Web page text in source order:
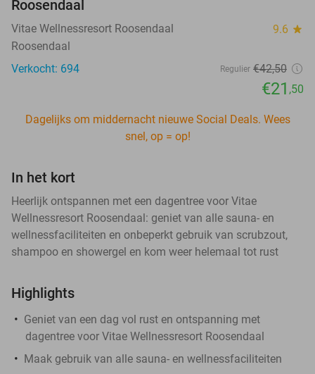
Roosendaal
Vitae Wellnessresort Roosendaal 9.6 star
Roosendaal
Verkocht: 694
Regulier €42,50
€21 ,50
Dagelijks om middernacht nieuwe Social Deals. Wees
snel, op = op!
In het kort
Heerlijk ontspannen met een dagentree voor Vitae
Wellnessresort Roosendaal: geniet van alle sauna- en
wellnessfaciliteiten en onbeperkt gebruik van scrubzout,
shampoo en showergel en kom weer helemaal tot rust
Highlights
Geniet van een dag vol rust en ontspanning met
dagentree voor Vitae Wellnessresort Roosendaal
Maak gebruik van alle sauna- en wellnessfaciliteiten